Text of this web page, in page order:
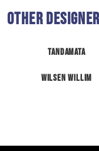
Other
Tandamata
Wilsen Willim